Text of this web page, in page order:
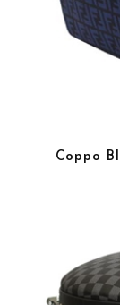
Coppo